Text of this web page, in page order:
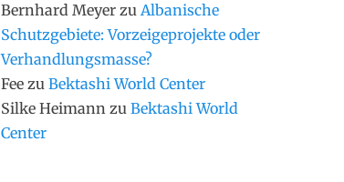
Bernhard Meyer zu Albanische
Schutzgebiete: Vorzeigeprojekte oder
Verhandlungsmasse?
Fee zu Bektashi World Center
Silke Heimann zu Bektashi World
Center